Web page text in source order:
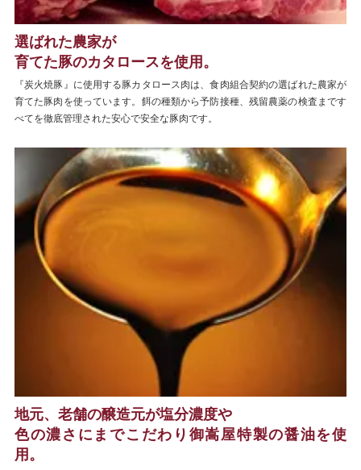
選ばれた農家が
育てた豚のカタロースを使用。
『炭火焼豚』に使用する豚カタロース肉は、食肉組合契約の選ばれた農家が
育てた豚肉を使っています。餌の種類から予防接種、残留農薬の検査まです
べてを徹底管理された安心で安全な豚肉です。
地元、老舗の醸造元が塩分濃度や
色の濃さにまでこだわり御嵩屋特製の醤油を使
用。